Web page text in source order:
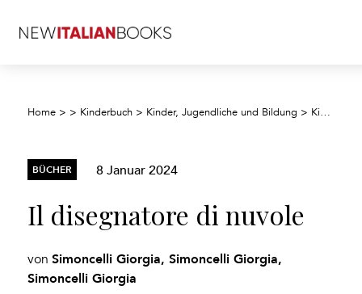
Home > > Kinderbuch > Kinder, Jugendliche und Bildung > Kinder/Jugendliche: Romane, Erzählungen, Tatsachenberichte
BÜCHER 8 Januar 2024
Il disegnatore di nuvole
vonSimoncelli Giorgia, Simoncelli Giorgia,
Simoncelli Giorgia